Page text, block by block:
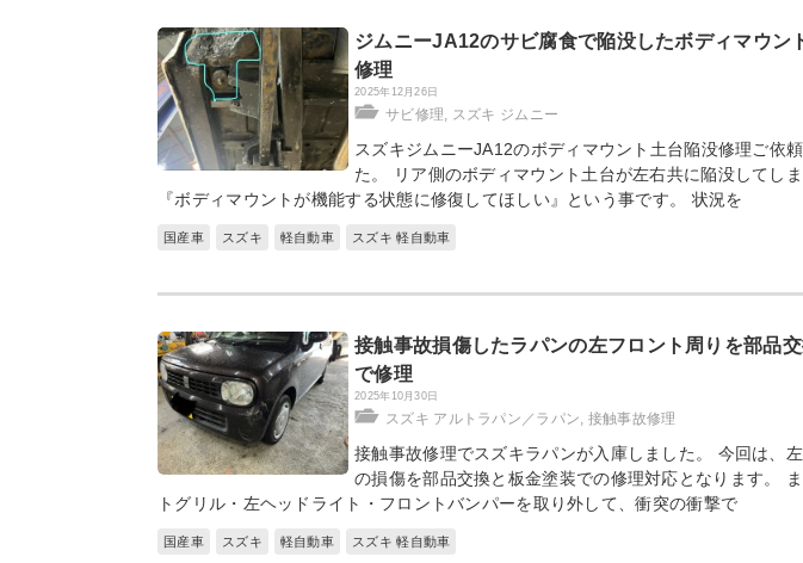
ジムニーJA12のサビ腐食で陥没したボディマウン
修理
2025年12月26日
サビ修理, スズキ ジムニー
スズキジムニーJA12のボディマウント土台陥没修理ご依
た。 リア側のボディマウント土台が左右共に陥没してしま
『ボディマウントが機能する状態に修復してほしい』という事です。 状況を
国産車 スズキ 軽自動車 スズキ 軽自動車
接触事故損傷したラパンの左フロント周りを部品
で修理
2025年10月30日
スズキ アルトラパン／ラパン, 接触事故修理
接触事故修理でスズキラパンが入庫しました。 今回は、
の損傷を部品交換と板金塗装での修理対応となります。
トグリル・左ヘッドライト・フロントバンパーを取り外して、衝突の衝撃で
国産車 スズキ 軽自動車 スズキ 軽自動車